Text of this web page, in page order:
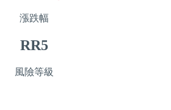
漲跌幅
RR5
風險等級